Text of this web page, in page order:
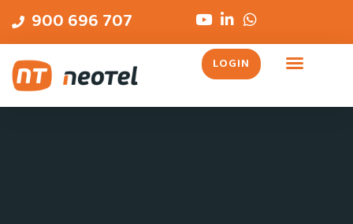
900 696 707
LOGIN